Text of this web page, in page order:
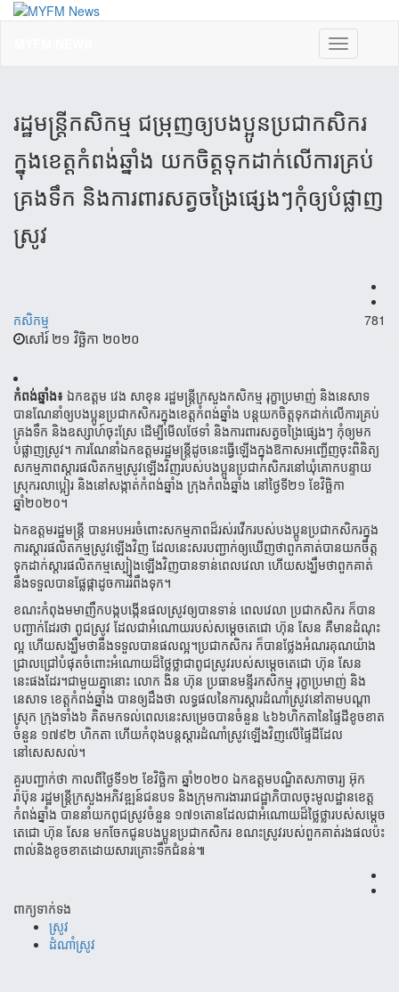
Toggle
navigation
រដ្ឋមន្ត្រី​កសិកម្ម ជម្រុញ​ឲ្យបង​ប្អូន​ប្រជា​កសិករ​
ក្នុង​ខេត្ត​កំពង់​ឆ្នាំង យក​ចិត្តទុក​ដាក់​លើ​ការ​គ្រប់
គ្រង​ទឹក និងការពារ​សត្វចង្រៃ​ផ្សេង​ៗ​កុំឲ្យ​បំផ្លាញ​
ស្រូវ
781
កសិកម្ម
សៅរ៍ ២១ វិច្ឆិកា ២០២០
កំពង់ឆ្នាំង៖ ឯកឧត្តម វេង សាខុន រដ្ឋមន្ត្រីក្រសួងកសិកម្ម រុក្ខាប្រមាញ់ និងនេសាទ
បានណែនាំឲ្យបងប្អូនប្រជាកសិករក្នុង​ខេត្ត​កំពង់​ឆ្នាំង​ បន្ត​យក​ចិត្តទុកដាក់លើការគ្រប់
គ្រងទឹក និងឧស្សាហ៍ចុះស្រែ ដើម្បីមើលថែទាំ និងការពារសត្វចង្រៃផ្សេងៗ កុំឲ្យមក​
បំផ្លាញ​ស្រូវ​។ ការណែ​នាំ​​ឯកឧត្តមរដ្ឋមន្ត្រីដូចនេះ​ធ្វើឡើងក្នុងឱកាសអញ្ជើញចុះពិនិត្យ​
សកម្មភាព​ស្តារផលិតកម្មស្រូវ​ឡើងវិញ​របស់បងប្អូន​ប្រជា​កសិករ​នៅ​ឃុំគោក​បន្ទាយ
ស្រុករលាប្អៀរ និងនៅសង្កាត់កំពង់ឆ្នាំង ក្រុងកំពង់ឆ្នាំង នៅថ្ងៃទី២១ ខែវិច្ឆិកា
ឆ្នាំ២០២០។
ឯកឧត្តមរដ្ឋមន្ត្រី បានអបអរចំពោះ​ស​កម្មភាពដ៏​រស់រវើករបស់បងប្អូន​ប្រជាកសិករ​ក្នុង
ការស្តារផលិតកម្មស្រូវឡើងវិញ ដែល​នេះ​សរ​បញ្ជាក់ឲ្យឃើញថាពួកគាត់បានយកចិត្ត
ទុកដាក់ស្តារផលិតកម្មស្បៀងឡើងវិញបានទាន់ពេល​វេលា ហើយសង្ឃឹមថា​ពួក​គាត់​
នឹង​ទទួល​បាន​ផ្លែផ្កាដូច​ការរំពឹងទុក។
ខណះកំពុងមមាញឹកបង្កបង្កើនផលស្រូវឲ្យបានទាន់ ពេលវេលា ប្រជាកសិករ ក៏បាន
បញ្ជាក់ដែរថា ពូជស្រូវ ដែលជាអំណោយរបស់​សម្តេច​តេជោ ហ៊ុន សែន គឺមានដំណុះ
ល្អ ហើយសង្ឃឹមថានឹងទទួលបានផលល្អ។ប្រជាកសិករ ក៏បានថ្លែងអំណរគុណយ៉ាង
ជ្រាល​ជ្រៅ​បំផុតចំពោះអំណោយដ៏ថ្លៃថ្លាជាពូជស្រូវរបស់សម្តេច​តេជោ ហ៊ុន សែន
នេះផង​ដែរ។ជាមួយគ្នានោះ លោក ងិន ហ៊ុន ប្រធានមន្ទីរកសិកម្ម រុក្ខាប្រមាញ់ និង
នេសាទ ខេត្តកំពង់ឆ្នាំង បាន​ឲ្យដឹងថា​ លទ្ធផល​នៃការ​​ស្តារ​ដំ​ណាំ​​ស្រូវនៅតាម​បណ្តា
ស្រុក ក្រុងទាំង៦ គិតមកទល់ពេលនេះ​សម្រេចបានចំនួន ៤៦៦ហិកតានៃផ្ទៃដីខូចខាត​
ចំនួន ១៧៩២ ហិកតា ហើយកំពុងបន្ត​ស្តារដំណាំស្រូវឡើងវិញ​លើផ្ទៃដីដែល​
នៅសេសសល់។
គួរបញ្ជាក់ថា កាលពីថ្ងៃទី១២ ខែវិច្ឆិកា ឆ្នាំ២០២០ ឯកឧត្តមបណ្ឌិតសភាចារ្យ អ៊ុក
រ៉ាប៊ុន រដ្ឋមន្រ្ដីក្រសួងអភិវឌ្ឍន៍ជនបទ និង​ក្រុម​ការ​ងារ​​​រាជដ្ឋាភិបាលចុះមូលដ្ឋានខេត្ត
កំពង់ឆ្នាំង បាននាំយកពូជស្រូវចំនួន ១៧១តោន​ដែលជាអំណោយដ៏ថ្លៃថ្លា​របស់សម្តេច​
តេជោ ហ៊ុន សែន មកចែក​ជូនបងប្អូន​ប្រជា​កសិករ ខណះស្រូវរបស់ពួកគាត់រងផលប៉ះ
ពាល់និងខូចខាតដោយសារ​គ្រោះទឹក​ជំនន់៕
ពាក្យទាក់ទង
ស្រូវ
ដំណាំស្រូវ